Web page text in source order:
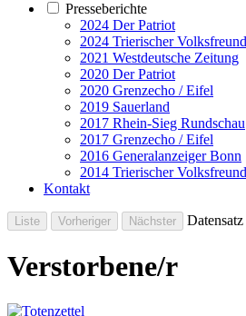
Presseberichte
2024 Der Patriot
2024 Trierischer Volksfreund
2021 Westdeutsche Zeitung
2020 Der Patriot
2020 Grenzecho / Eifel
2019 Sauerland
2017 Rhein-Sieg Rundschau
2017 Grenzecho / Eifel
2016 Generalanzeiger Bonn
2014 Trierischer Volksfreund
Kontakt
Verstorbene/r